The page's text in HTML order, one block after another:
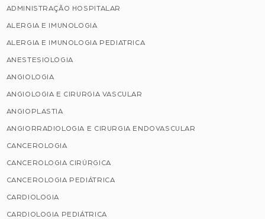
ADMINISTRAÇÃO HOSPITALAR
ALERGIA E IMUNOLOGIA
ALERGIA E IMUNOLOGIA PEDIATRICA
ANESTESIOLOGIA
ANGIOLOGIA
ANGIOLOGIA E CIRURGIA VASCULAR
ANGIOPLASTIA
ANGIORRADIOLOGIA E CIRURGIA ENDOVASCULAR
CANCEROLOGIA
CANCEROLOGIA CIRÚRGICA
CANCEROLOGIA PEDIÁTRICA
CARDIOLOGIA
CARDIOLOGIA PEDIÁTRICA